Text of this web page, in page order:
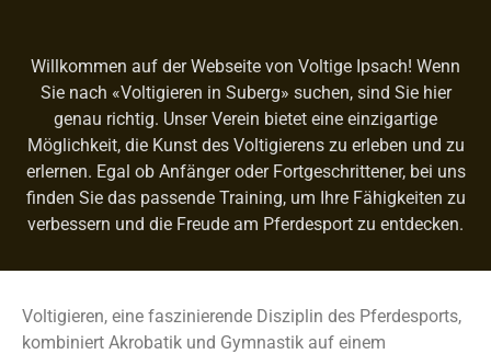
Willkommen auf der Webseite von Voltige Ipsach! Wenn
Sie nach «Voltigieren in Suberg» suchen, sind Sie hier
genau richtig. Unser Verein bietet eine einzigartige
Möglichkeit, die Kunst des Voltigierens zu erleben und zu
erlernen. Egal ob Anfänger oder Fortgeschrittener, bei uns
finden Sie das passende Training, um Ihre Fähigkeiten zu
verbessern und die Freude am Pferdesport zu entdecken.
Voltigieren, eine faszinierende Disziplin des Pferdesports,
kombiniert Akrobatik und Gymnastik auf einem